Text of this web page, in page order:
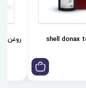
روغن shell donax td 85w